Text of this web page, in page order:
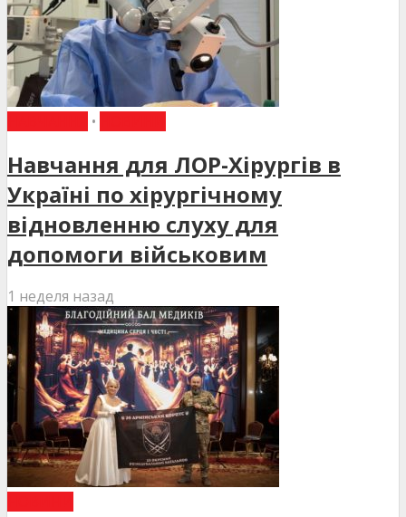
•
Навчання для ЛОР-Хірургів в
Україні по хірургічному
відновленню слуху для
допомоги військовим
1 неделя назад